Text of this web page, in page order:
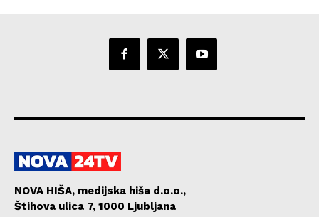
NOVA HIŠA, medijska hiša d.o.o.,
Štihova ulica 7, 1000 Ljubljana